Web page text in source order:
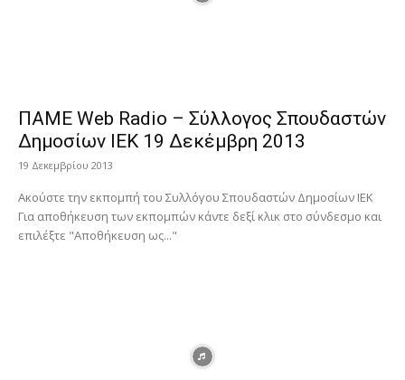
ΠΑΜΕ Web Radio – Σύλλογος Σπουδαστών
Δημοσίων ΙΕΚ 19 Δεκέμβρη 2013
19 Δεκεμβρίου 2013
Ακούστε την εκπομπή του Συλλόγου Σπουδαστών Δημοσίων ΙΕΚ
Για αποθήκευση των εκπομπών κάντε δεξί κλικ στο σύνδεσμο και
επιλέξτε "Αποθήκευση ως..."